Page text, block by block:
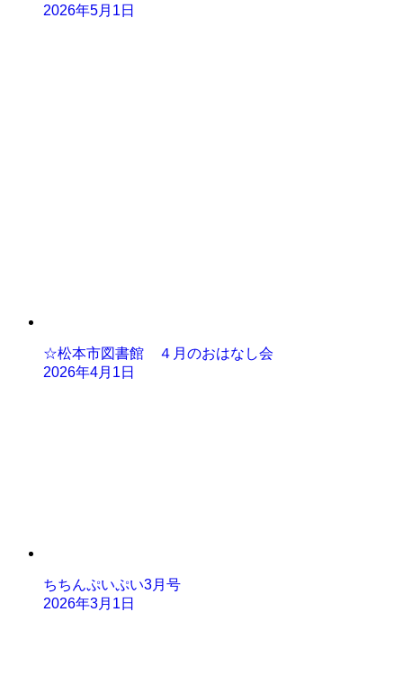
2026年5月1日
☆松本市図書館 ４月のおはなし会
2026年4月1日
ちちんぷいぷい3月号
2026年3月1日